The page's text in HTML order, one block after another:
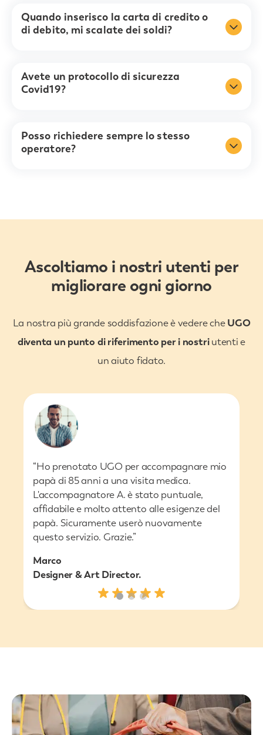
Quando inserisco la carta di credito o
di debito, mi scalate dei soldi?
Avete un protocollo di sicurezza
Covid19?
Posso richiedere sempre lo stesso
operatore?
Ascoltiamo i nostri utenti per
migliorare ogni giorno
La nostra più grande soddisfazione è vedere che UGO
diventa un punto di riferimento per i nostriutenti e
un aiuto fidato.
“Ho prenotato UGO per accompagnare mio
papà di 85 anni a una visita medica.
L'accompagnatore A. è stato puntuale,
affidabile e molto attento alle esigenze del
papà. Sicuramente userò nuovamente
questo servizio. Grazie.”
Marco
Designer & Art Director.